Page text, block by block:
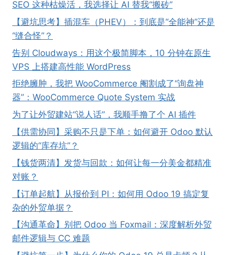
SEO 这种枯燥活，我选择让 AI 替我“搬砖”
【避坑思考】插混车（PHEV）：到底是“全能神”还是
“缝合怪”？
告别 Cloudways：用这个极简脚本，10 分钟在原生
VPS 上搭建高性能 WordPress
拒绝臃肿，我把 WooCommerce 阉割成了“询盘神
器”：WooCommerce Quote System 实战
为了让外贸建站“说人话”，我顺手撸了个 AI 插件
【供需协同】采购不只是下单：如何避开 Odoo 默认
逻辑的“库存坑”？
【钱货两清】发货与回款：如何让每一分美金都精准
对账？
【订单起航】从报价到 PI：如何用 Odoo 19 搞定复
杂的外贸单据？
【沟通革命】别把 Odoo 当 Foxmail：深度解析外贸
邮件逻辑与 CC 难题